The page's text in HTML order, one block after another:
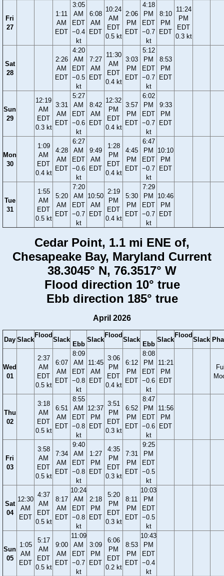
Fri
27
1:11
AM
EDT
3:05
AM
EDT
−0.4
kt
6:08
AM
EDT
10:24
AM
EDT
0.5 kt
2:06
PM
EDT
4:18
PM
EDT
−0.7
kt
8:10
PM
EDT
11:24
PM
EDT
0.3 kt
Sat
28
2:26
AM
EDT
4:20
AM
EDT
−0.5
kt
7:27
AM
EDT
11:30
AM
EDT
0.4 kt
3:03
PM
EDT
5:12
PM
EDT
−0.7
kt
8:53
PM
EDT
Sun
29
12:19
AM
EDT
0.3 kt
3:31
AM
EDT
5:27
AM
EDT
−0.6
kt
8:42
AM
EDT
12:32
PM
EDT
0.4 kt
3:57
PM
EDT
6:02
PM
EDT
−0.7
kt
9:33
PM
EDT
Mon
30
1:09
AM
EDT
0.4 kt
4:28
AM
EDT
6:27
AM
EDT
−0.6
kt
9:49
AM
EDT
1:28
PM
EDT
0.4 kt
4:45
PM
EDT
6:47
PM
EDT
−0.7
kt
10:10
PM
EDT
Tue
31
1:55
AM
EDT
0.5 kt
5:20
AM
EDT
7:20
AM
EDT
−0.7
kt
10:50
AM
EDT
2:19
PM
EDT
0.4 kt
5:30
PM
EDT
7:29
PM
EDT
−0.7
kt
10:46
PM
EDT
Cedar Point, 1.1 mi ENE of,
Chesapeake Bay, Maryland Current
38.3045° N, 76.3517° W
Flood direction 10° true
Ebb direction 185° true
April 2026
Day Slack
Flood
Slack
Ebb
Slack
Flood
Slack
Ebb
Slack
Flood
Slack
Wed
01
2:37
AM
EDT
0.5 kt
6:07
AM
EDT
8:09
AM
EDT
−0.8
kt
11:45
AM
EDT
3:06
PM
EDT
0.4 kt
6:12
PM
EDT
8:08
PM
EDT
−0.6
kt
11:21
PM
EDT
Thu
02
3:18
AM
EDT
0.5 kt
6:51
AM
EDT
8:55
AM
EDT
−0.8
kt
12:37
PM
EDT
3:51
PM
EDT
0.3 kt
6:52
PM
EDT
8:47
PM
EDT
−0.6
kt
11:56
PM
EDT
Fri
03
3:58
AM
EDT
0.5 kt
7:34
AM
EDT
9:40
AM
EDT
−0.8
kt
1:27
PM
EDT
4:35
PM
EDT
0.3 kt
7:31
PM
EDT
9:25
PM
EDT
−0.5
kt
Sat
04
12:30
AM
EDT
4:37
AM
EDT
0.5 kt
8:17
AM
EDT
10:24
AM
EDT
−0.8
kt
2:18
PM
EDT
5:20
PM
EDT
0.3 kt
8:11
PM
EDT
10:03
PM
EDT
−0.5
kt
Sun
05
1:05
AM
EDT
5:17
AM
EDT
0.5 kt
9:00
AM
EDT
11:09
AM
EDT
−0.7
kt
3:09
PM
EDT
6:06
PM
EDT
0.2 kt
8:53
PM
EDT
10:43
PM
EDT
−0.4
kt